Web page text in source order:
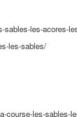
sables-les-acores-
les-sables/
course-les-sables-